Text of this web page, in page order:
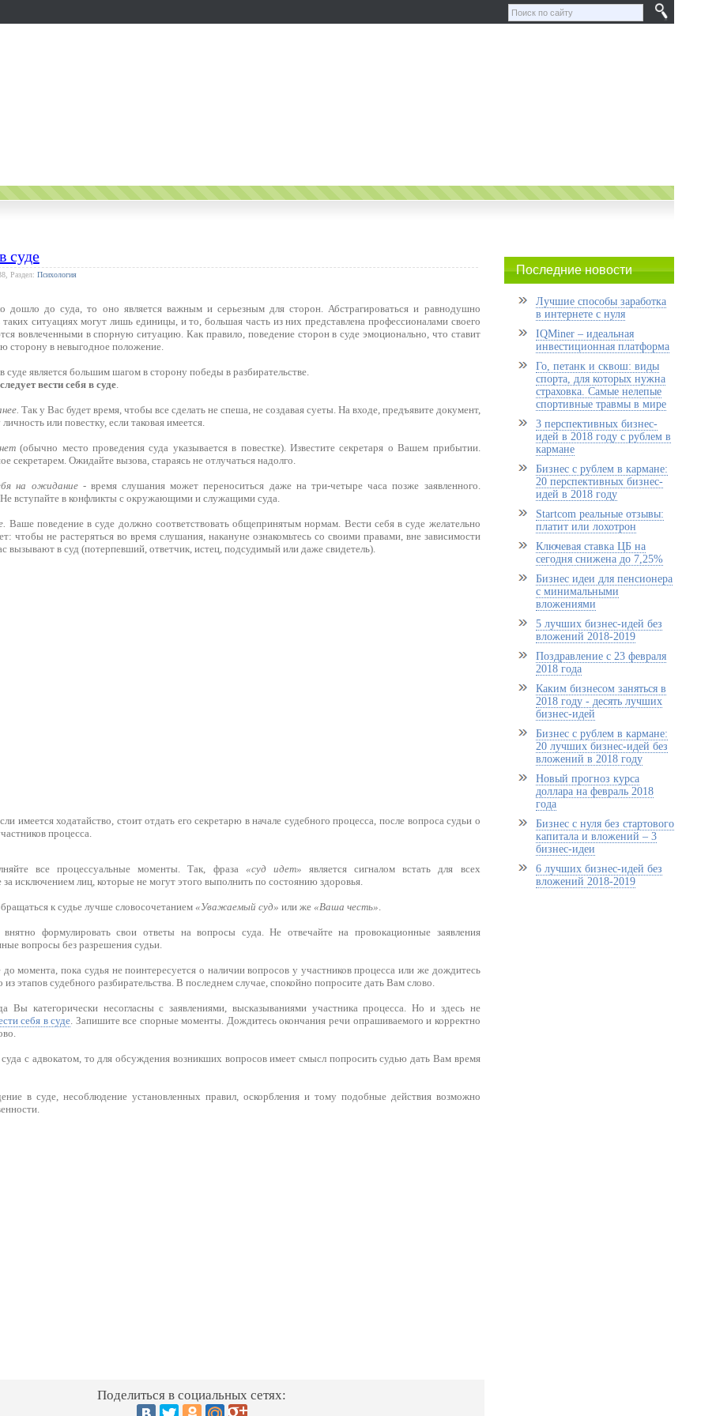
суде
Раздел: Психология
дошло до суда, то оно является важным и серьезным для сторон. Абстрагироваться и равнодушно
ситуациях могут лишь единицы, и то, большая часть из них представлена профессионалами своего
вовлеченными в спорную ситуацию. Как правило, поведение сторон в суде эмоционально, что ставит
сторону в невыгодное положение.
суде является большим шагом в сторону победы в разбирательстве.
вести себя в суде.
Так у Вас будет время, чтобы все сделать не спеша, не создавая суеты. На входе, предъявите документ,
или повестку, если таковая имеется.
(обычно место проведения суда указывается в повестке). Известите секретаря о Вашем прибытии.
секретарем. Ожидайте вызова, стараясь не отлучаться надолго.
на ожидание- время слушания может переноситься даже на три-четыре часа позже заявленного.
Не вступайте в конфликты с окружающими и служащими суда.
Ваше поведение в суде должно соответствовать общепринятым нормам. Вести себя в суде желательно
чтобы не растеряться во время слушания, накануне ознакомьтесь со своими правами, вне зависимости
вызывают в суд (потерпевший, ответчик, истец, подсудимый или даже свидетель).
имеется ходатайство, стоит отдать его секретарю в начале судебного процесса, после вопроса судьи о
процесса.
все процессуальные моменты. Так, фраза «суд идет» является сигналом встать для всех
исключением лиц, которые не могут этого выполнить по состоянию здоровья.
к судье лучше словосочетанием «Уважаемый суд» или же «Ваша честь».
внятно формулировать свои ответы на вопросы суда. Не отвечайте на провокационные заявления
вопросы без разрешения судьи.
момента, пока судья не поинтересуется о наличии вопросов у участников процесса или же дождитесь
из этапов судебного разбирательства. В последнем случае, спокойно попросите дать Вам слово.
Вы категорически несогласны с заявлениями, высказываниями участника процесса. Но и здесь не
себя в суде. Запишите все спорные моменты. Дождитесь окончания речи опрашиваемого и корректно
суда с адвокатом, то для обсуждения возникших вопросов имеет смысл попросить судью дать Вам время
в суде, несоблюдение установленных правил, оскорбления и тому подобные действия возможно
Поделиться в социальных сетях:
Последние новости
Лучшие способы заработка
в интернете с нуля
IQMiner – идеальная
инвестиционная платформа
Го, петанк и сквош: виды
спорта, для которых нужна
страховка. Самые нелепые
спортивные травмы в мире
3 перспективных бизнес-
идей в 2018 году с рублем в
кармане
Бизнес с рублем в кармане:
20 перспективных бизнес-
идей в 2018 году
Startcom реальные отзывы:
платит или лохотрон
Ключевая ставка ЦБ на
сегодня снижена до 7,25%
Бизнес идеи для пенсионера
с минимальными
вложениями
5 лучших бизнес-идей без
вложений 2018-2019
Поздравление с 23 февраля
2018 года
Каким бизнесом заняться в
2018 году - десять лучших
бизнес-идей
Бизнес с рублем в кармане:
20 лучших бизнес-идей без
вложений в 2018 году
Новый прогноз курса
доллара на февраль 2018
года
Бизнес с нуля без стартового
капитала и вложений – 3
бизнес-идеи
6 лучших бизнес-идей без
вложений 2018-2019